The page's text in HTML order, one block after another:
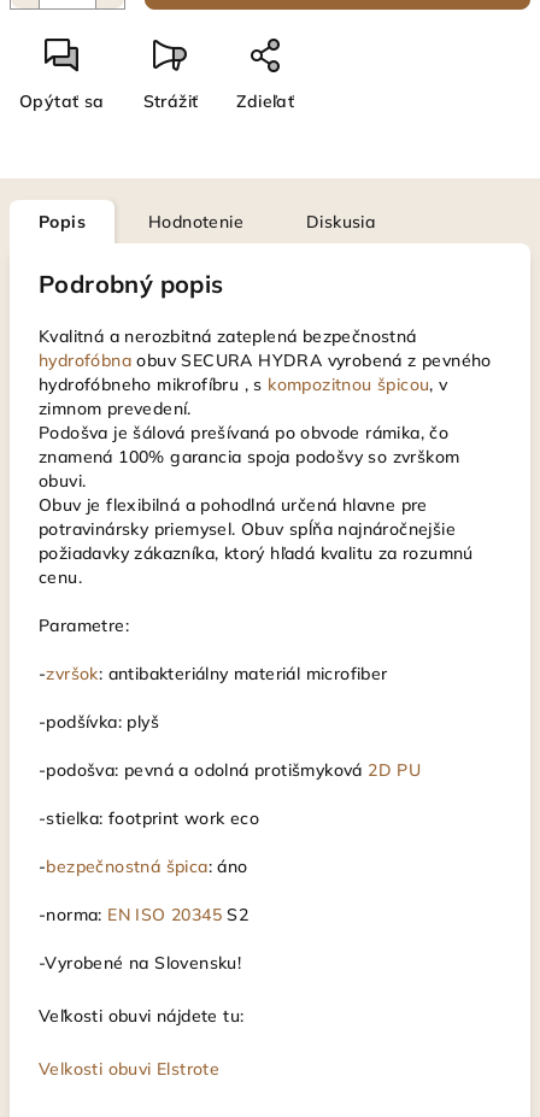
Opýtať sa Strážiť Zdieľať
Popis Hodnotenie Diskusia
Podrobný popis
Kvalitná a nerozbitná zateplená bezpečnostná
hydrofóbna obuv SECURA HYDRA vyrobená z pevného
hydrofóbneho mikrofíbru , s kompozitnou špicou, v
zimnom prevedení.
Podošva je šálová prešívaná po obvode rámika, čo
znamená 100% garancia spoja podošvy so zvrškom
obuvi.
Obuv je flexibilná a pohodlná určená hlavne pre
potravinársky priemysel. Obuv spĺňa najnáročnejšie
požiadavky zákazníka, ktorý hľadá kvalitu za rozumnú
cenu.
Parametre:
-zvršok: antibakteriálny materiál microfiber
-podšívka: plyš
-podošva: pevná a odolná protišmyková 2D PU
-stielka: footprint work eco
-bezpečnostná špica: áno
-norma: EN ISO 20345 S2
-Vyrobené na Slovensku!
Veľkosti obuvi nájdete tu:
Velkosti obuvi Elstrote